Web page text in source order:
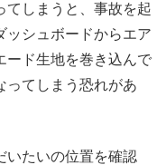
てしまうと、事故を起
ッシュボードからエア
ード生地を巻き込んで
ってしまう恐れがあ
いたいの位置を確認